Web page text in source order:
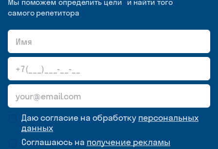
Мы поможем определить цели и найти того
самого репетитора
Даю согласие на обработку персональных
данных
Соглашаюсь на получение рекламы